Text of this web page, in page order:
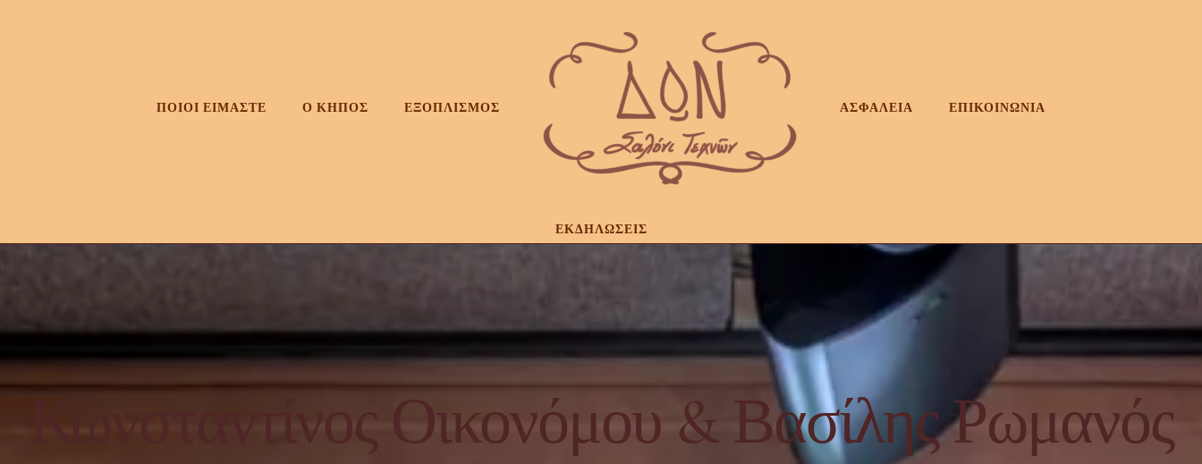
ΠΟΙΟΙ ΕΙΜΑΣΤΕ Ο ΚΗΠΟΣ ΕΞΟΠΛΙΣΜΟΣ ΑΣΦΑΛΕΙΑ ΕΠΙΚΟΙΝΩΝΙΑ
ΕΚΔΗΛΩΣΕΙΣ
Κωνσταντίνος Οικονόμου & Βασίλης Ρωμανός